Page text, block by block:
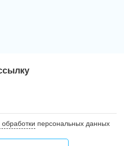
персональных данных